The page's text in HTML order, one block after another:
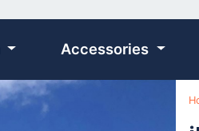
Accessories